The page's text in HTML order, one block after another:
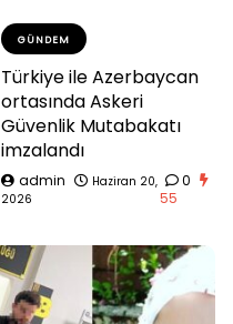
GÜNDEM
Türkiye ile Azerbaycan
ortasında Askeri
Güvenlik Mutabakatı
imzalandı
admin
Haziran 20,
2026
0
55